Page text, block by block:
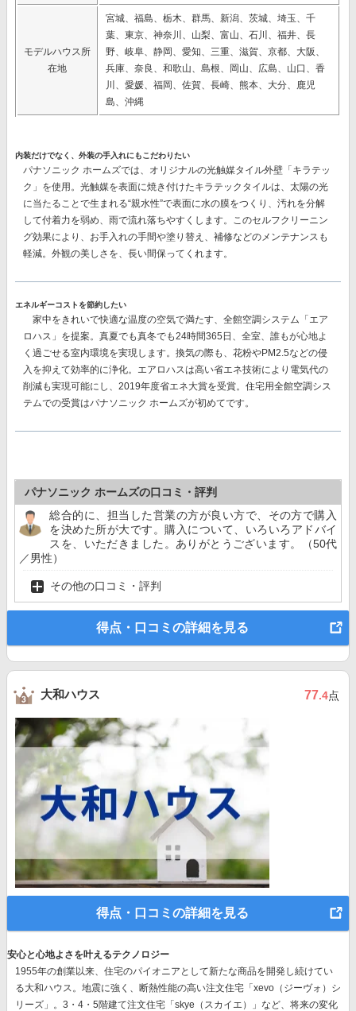
モデルハウス所
在地
宮城、福島、栃木、群馬、新潟、茨城、埼玉、千
葉、東京、神奈川、山梨、富山、石川、福井、長
野、岐阜、静岡、愛知、三重、滋賀、京都、大阪、
兵庫、奈良、和歌山、島根、岡山、広島、山口、香
川、愛媛、福岡、佐賀、長崎、熊本、大分、鹿児
島、沖縄
内装だけでなく、外装の手入れにもこだわりたい
パナソニック ホームズでは、オリジナルの光触媒タイル外壁「キラテッ
ク」 を使用。光触媒を表面に焼き付けたキラテックタイルは、太陽の光
に当たることで生まれる“親水性”で表面に水の膜をつくり、汚れを分解
して付着力を弱め、雨で流れ落ちやすくします。このセルフクリーニン
グ効果により、 お手入れの手間や塗り替え、補修などのメンテナンスも
軽減。 外観の美しさを、長い間保ってくれます。
エネルギーコストを節約したい
家中をきれいで快適な温度の空気で満たす、 全館空調システム「エア
ロハス」 を提案。真夏でも真冬でも24時間365日、全室、誰もが心地よ
く過ごせる室内環境を実現します。換気の際も、花粉やPM2.5などの侵
入を抑えて効率的に浄化。エアロハスは高い省エネ技術により電気代の
削減も実現可能にし、 2019年度省エネ大賞を受賞。 住宅用全館空調シス
テムでの受賞はパナソニック ホームズが初めてです。
パナソニック ホームズの口コミ・評判
総合的に、担当した営業の方が良い方で、その方で購入
を決めた所が大です。購入について、いろいろアドバイ
スを、いただきました。ありがとうございます。（50代
／男性）
その他の口コミ・評判
得点・口コミの詳細を見る
大和ハウス 77.4点
得点・口コミの詳細を見る
安心と心地よさを叶えるテクノロジー
1955年の創業以来、 住宅のパイオニア として新たな商品を開発し続けてい
る大和ハウス。地震に強く、断熱性能の高い注文住宅「xevo（ジーヴォ）シ
リーズ」。3・4・5階建て注文住宅「skye（スカイエ）」など、 将来の変化